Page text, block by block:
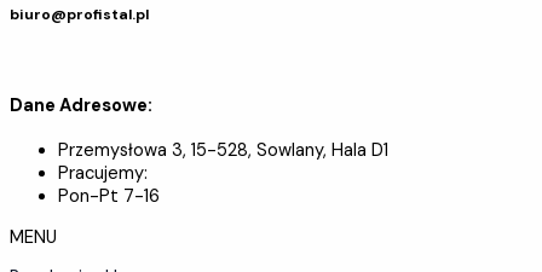
biuro@profistal.pl
Dane Adresowe:
Przemysłowa 3, 15-528, Sowlany, Hala D1
Pracujemy:
Pon-Pt 7-16
MENU